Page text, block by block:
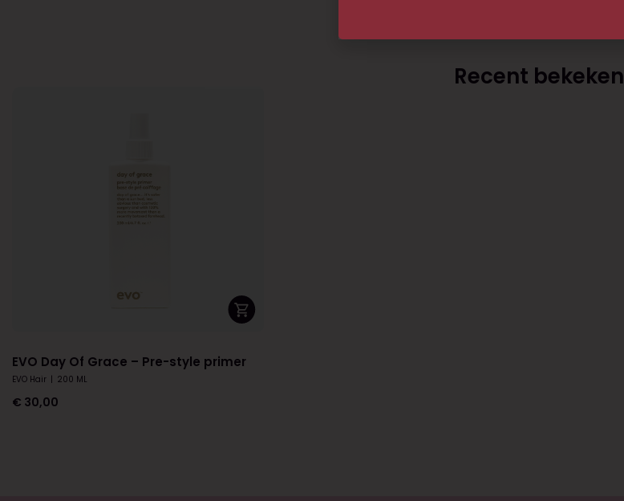
Recent bekeken
EVO Day Of Grace – Pre-style primer
EVO Hair 200 ML
€ 30,00